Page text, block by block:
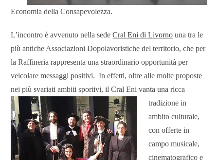
Economia della Consapevolezza.
L’incontro è avvenuto nella sedeCral Eni di Livorno una tra le
più antiche Associazioni Dopolavoristiche del territorio, che per
la Raffineria rappresenta una straordinario opportunità per
veicolare messaggi positivi. In effetti, oltre alle molte proposte
nei più svariati ambiti sportivi, il Cral Enivanta una ricca
tradizione in
ambito culturale,
con offerte in
campo musicale,
cinematografico e